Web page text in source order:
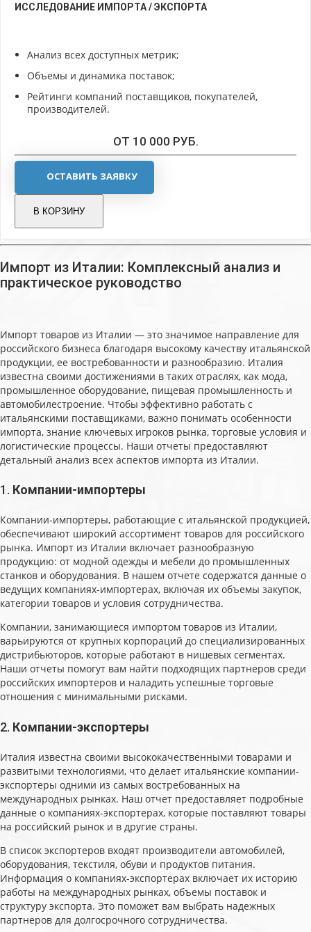
ИССЛЕДОВАНИЕ ИМПОРТА / ЭКСПОРТА
Анализ всех доступных метрик;
Объемы и динамика поставок;
Рейтинги компаний поставщиков, покупателей,
производителей.
ОТ 10 000 РУБ.
ОСТАВИТЬ ЗАЯВКУ
В КОРЗИНУ
Импорт из Италии: Комплексный анализ и
практическое руководство
Импорт товаров из Италии — это значимое направление для
российского бизнеса благодаря высокому качеству итальянской
продукции, ее востребованности и разнообразию. Италия
известна своими достижениями в таких отраслях, как мода,
промышленное оборудование, пищевая промышленность и
автомобилестроение. Чтобы эффективно работать с
итальянскими поставщиками, важно понимать особенности
импорта, знание ключевых игроков рынка, торговые условия и
логистические процессы. Наши отчеты предоставляют
детальный анализ всех аспектов импорта из Италии.
1. Компании-импортеры
Компании-импортеры, работающие с итальянской продукцией,
обеспечивают широкий ассортимент товаров для российского
рынка. Импорт из Италии включает разнообразную
продукцию: от модной одежды и мебели до промышленных
станков и оборудования. В нашем отчете содержатся данные о
ведущих компаниях-импортерах, включая их объемы закупок,
категории товаров и условия сотрудничества.
Компании, занимающиеся импортом товаров из Италии,
варьируются от крупных корпораций до специализированных
дистрибьюторов, которые работают в нишевых сегментах.
Наши отчеты помогут вам найти подходящих партнеров среди
российских импортеров и наладить успешные торговые
отношения с минимальными рисками.
2. Компании-экспортеры
Италия известна своими высококачественными товарами и
развитыми технологиями, что делает итальянские компании-
экспортеры одними из самых востребованных на
международных рынках. Наш отчет предоставляет подробные
данные о компаниях-экспортерах, которые поставляют товары
на российский рынок и в другие страны.
В список экспортеров входят производители автомобилей,
оборудования, текстиля, обуви и продуктов питания.
Информация о компаниях-экспортерах включает их историю
работы на международных рынках, объемы поставок и
структуру экспорта. Это поможет вам выбрать надежных
партнеров для долгосрочного сотрудничества.